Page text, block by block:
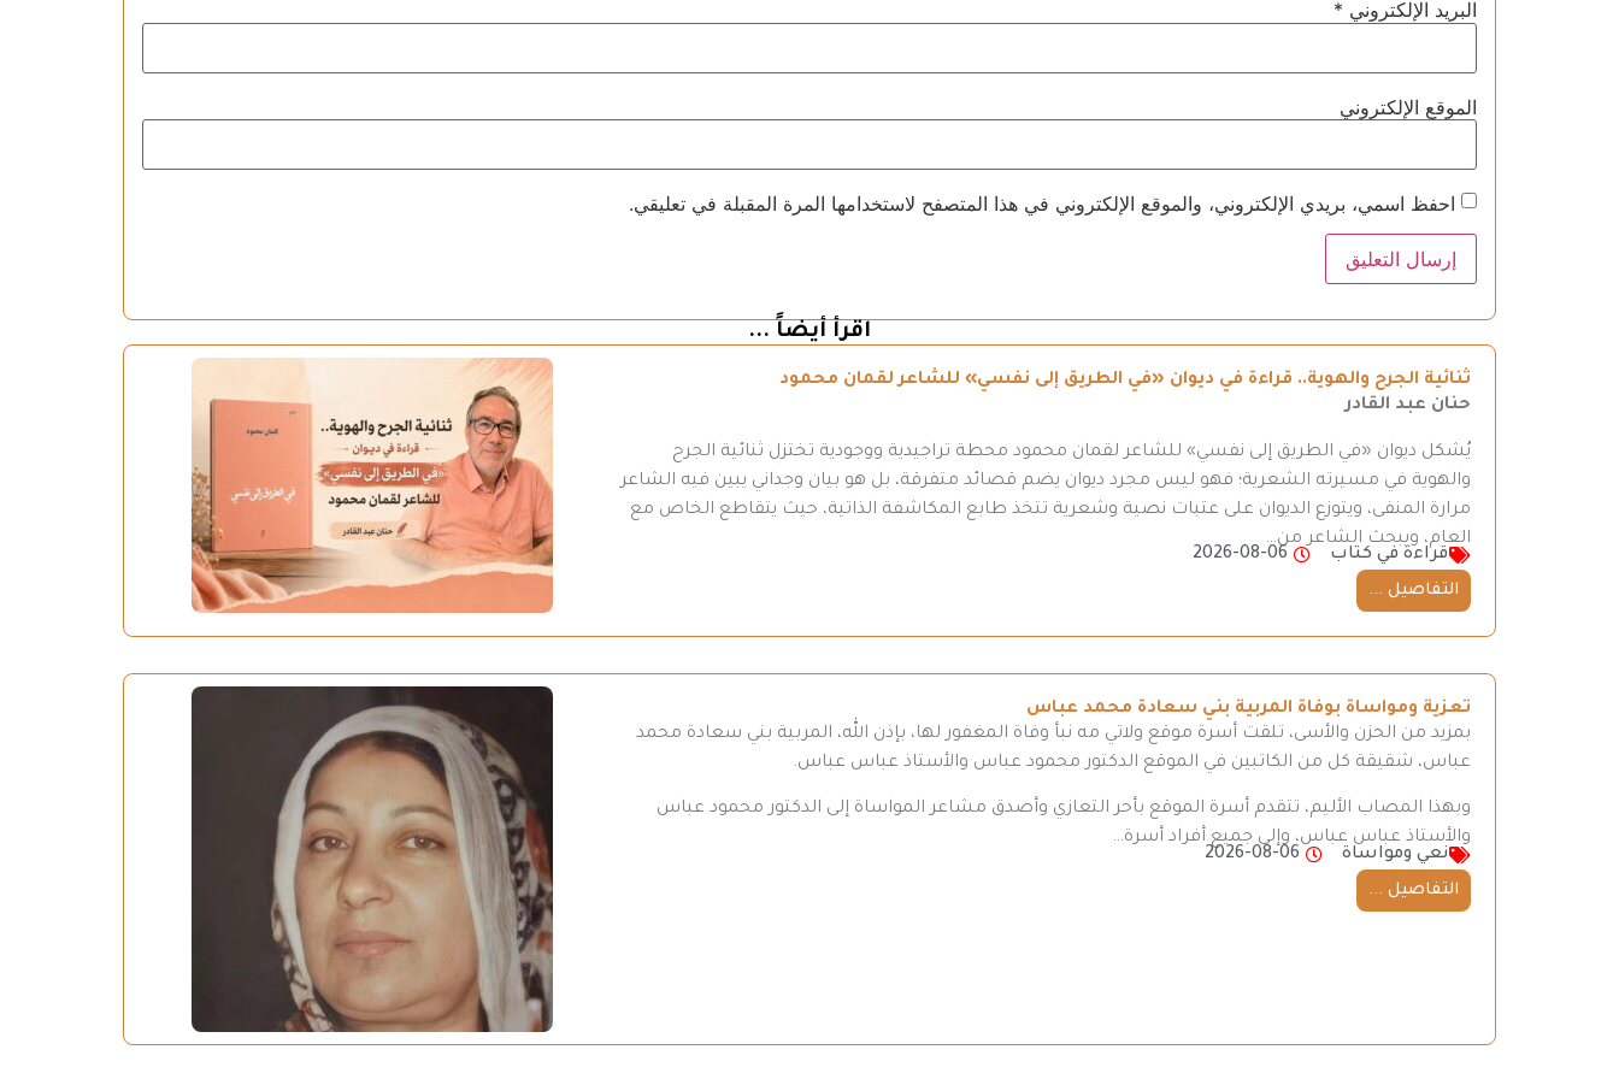
البريد الإلكتروني *
الموقع الإلكتروني
احفظ اسمي، بريدي الإلكتروني، والموقع الإلكتروني في هذا المتصفح لاستخدامها المرة المقبلة في تعليقي.
اقرأ أيضاً ...
ثنائية الجرح والهوية.. قراءة في ديوان «في الطريق إلى نفسي» للشاعر لقمان محمود
حنان عبد القادر
يُشكل ديوان «في الطريق إلى نفسي» للشاعر لقمان محمود محطة تراجيدية ووجودية تختزل ثنائية الجرح
والهوية في مسيرته الشعرية؛ فهو ليس مجرد ديوان يضم قصائد متفرقة، بل هو بيان وجداني يبين فيه الشاعر
مرارة المنفى، ويتوزع الديوان على عتبات نصية وشعرية تتخذ طابع المكاشفة الذاتية، حيث يتقاطع الخاص مع
العام، ويبحث الشاعر من…
قراءة في كتاب
2026-08-06
التفاصيل ...
تعزية ومواساة بوفاة المربية بني سعادة محمد عباس
بمزيد من الحزن والأسى، تلقت أسرة موقع ولاتي مه نبأ وفاة المغفور لها، بإذن الله، المربية بني سعادة محمد
عباس، شقيقة كل من الكاتبين في الموقع الدكتور محمود عباس والأستاذ عباس عباس.
وبهذا المصاب الأليم، تتقدم أسرة الموقع بأحر التعازي وأصدق مشاعر المواساة إلى الدكتور محمود عباس
والأستاذ عباس عباس، وإلى جميع أفراد أسرة…
نعي ومواساة
2026-08-06
التفاصيل ...